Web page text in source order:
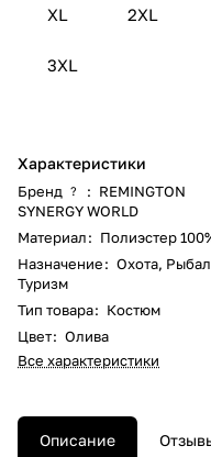
XL 2XL
3XL
Характеристики
Бренд ? : REMINGTON
SYNERGY WORLD
Материал: Полиэстер
Назначение: Охота,
Туризм
Тип товара: Костюм
Цвет: Олива
Все характеристики
Описание